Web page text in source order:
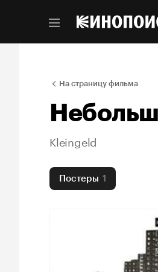
На страницу фильма
Kleingeld
Постеры 1